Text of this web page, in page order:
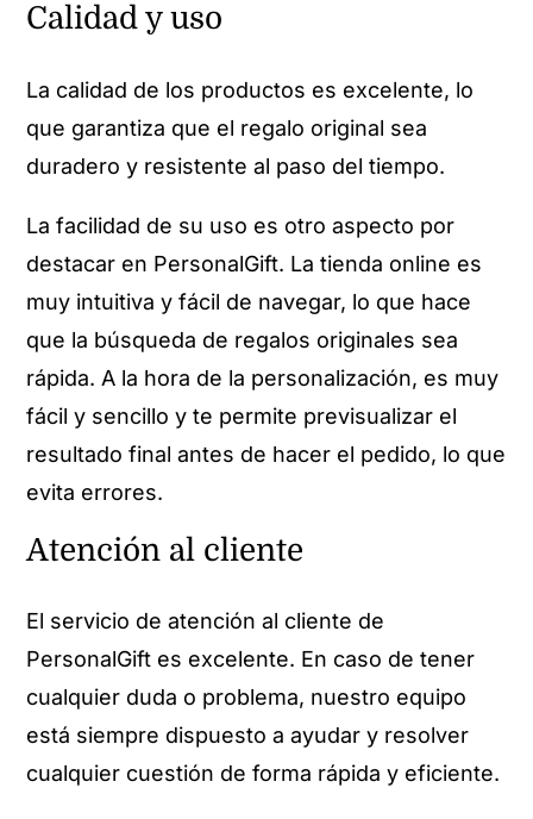
Calidad y uso
La calidad de los productos es excelente, lo
que garantiza que el regalo original sea
duradero y resistente al paso del tiempo.
La facilidad de su uso es otro aspecto por
destacar en PersonalGift. La tienda online es
muy intuitiva y fácil de navegar, lo que hace
que la búsqueda de regalos originales sea
rápida. A la hora de la personalización, es muy
fácil y sencillo y te permite previsualizar el
resultado final antes de hacer el pedido, lo que
evita errores.
Atención al cliente
El servicio de atención al cliente de
PersonalGift es excelente. En caso de tener
cualquier duda o problema, nuestro equipo
está siempre dispuesto a ayudar y resolver
cualquier cuestión de forma rápida y eficiente.